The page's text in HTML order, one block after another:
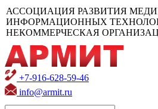
АССОЦИАЦИЯ РАЗВИТИЯ
ИНФОРМАЦИОННЫХ
НЕКОММЕРЧЕСКАЯ
+7-916-628-59-46
info@armit.ru